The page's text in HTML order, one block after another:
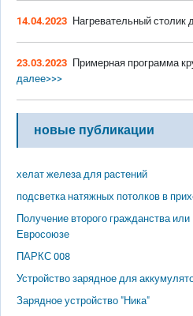
14.04.2023 Нагревательный столик
23.03.2023 Примерная программа
далее>>>
новые публикации
хелат железа для растений
подсветка натяжных потолков в
Получение второго гражданства
Евросоюзе
ПАРКС 008
Устройство зарядное для
Зарядное устройство "Ника"